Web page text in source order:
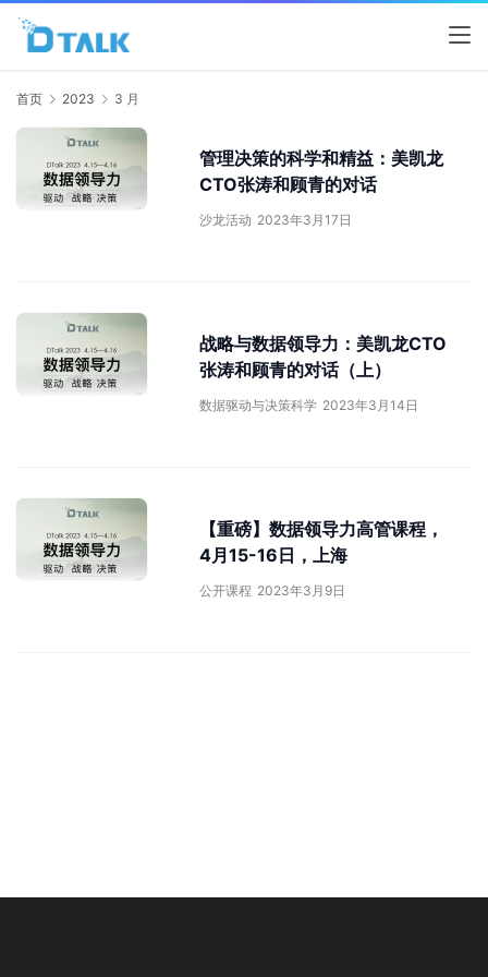
首页 2023 3 月
管理决策的科学和精益：美凯龙
CTO张涛和顾青的对话
沙龙活动 2023年3月17日
战略与数据领导力：美凯龙CTO
张涛和顾青的对话（上）
数据驱动与决策科学 2023年3月14日
【重磅】数据领导力高管课程，
4月15-16日，上海
公开课程 2023年3月9日